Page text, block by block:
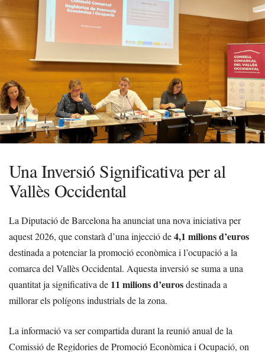
Una Inversió Significativa per al
Vallès Occidental
La Diputació de Barcelona ha anunciat una nova iniciativa per
aquest 2026, que constarà d’una injecció de4,1 milions d’euros
destinada a potenciar la promoció econòmica i l’ocupació a la
comarca del Vallès Occidental. Aquesta inversió se suma a una
quantitat ja significativa de 11 milions d’eurosdestinada a
millorar els polígons industrials de la zona.
La informació va ser compartida durant la reunió anual de la
Comissió de Regidories de Promoció Econòmica i Ocupació, on